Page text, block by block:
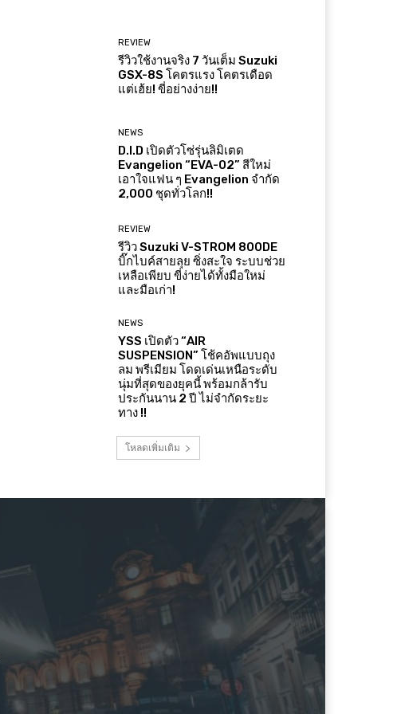
REVIEW
รีวิวใช้งานจริง 7 วันเต็ม Suzuki
GSX-8S โคตรแรง โคตรเดือด
แต่เฮ้ย! ขี่อย่างง่าย!!
NEWS
D.I.D เปิดตัวโซ่รุ่นลิมิเตด
Evangelion “EVA-02” สีใหม่
เอาใจแฟน ๆ Evangelion จำกัด
2,000 ชุดทั่วโลก!!
REVIEW
รีวิว Suzuki V-STROM 800DE
บิ๊กไบค์สายลุย ซิ่งสะใจ ระบบช่วย
เหลือเพียบ ขี่ง่ายได้ทั้งมือใหม่
และมือเก่า!
NEWS
YSS เปิดตัว “AIR
SUSPENSION” โช้คอัพแบบถุง
ลม พรีเมียม โดดเด่นเหนือระดับ
นุ่มที่สุดของยุคนี้ พร้อมกล้ารับ
ประกันนาน 2 ปี ไม่จำกัดระยะ
ทาง !!
โหลดเพิ่มเติม